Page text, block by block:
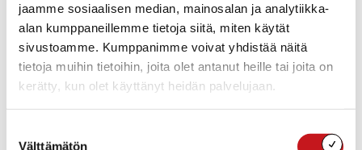
jaamme sosiaalisen median, mainosalan ja analytiikka-
alan kumppaneillemme tietoja siitä, miten käytät
sivustoamme. Kumppanimme voivat yhdistää näitä
tietoja muihin tietoihin, joita olet antanut heille tai joita on
kerätty, kun olet käyttänyt heidän palvelujaan.
Välttämätön
Sisä-Savon kansalaisopisto lv. 2024-25 toiminta
käynnistyy kurssi-ilmoittautumisilla 11.8. klo 14 alkaen
netissä https://uusi.opistopalvelut.fi/sisasavo/fi/
Painettua opinto-opasta ei enää postiteta